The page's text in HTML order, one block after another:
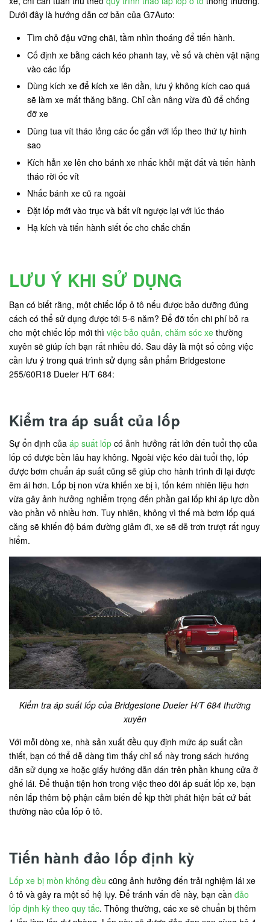
Dưới đây là hướng dẫn cơ bản của G7Auto:
Tìm chỗ đậu vững chãi, tầm nhìn thoáng để tiến hành.
Cố định xe bằng cách kéo phanh tay, về số và chèn vật nặng
vào các lốp
Dùng kích xe để kích xe lên dần, lưu ý không kích cao quá
sẽ làm xe mất thăng bằng. Chỉ cần nâng vừa đủ để chống
đỡ xe
Dùng tua vít tháo lỏng các ốc gắn với lốp theo thứ tự hình
sao
Kích hẳn xe lên cho bánh xe nhấc khỏi mặt đất và tiến hành
tháo rời ốc vít
Nhấc bánh xe cũ ra ngoài
Đặt lốp mới vào trục và bắt vít ngược lại với lúc tháo
Hạ kích và tiến hành siết ốc cho chắc chắn
LƯU Ý KHI SỬ DỤNG
Bạn có biết rằng, một chiếc lốp ô tô nếu được bảo dưỡng đúng
cách có thể sử dụng được tới 5-6 năm? Để đỡ tốn chi phí bỏ ra
cho một chiếc lốp mới thì việc bảo quản, chăm sóc xe thường
xuyên sẽ giúp ích bạn rất nhiều đó. Sau đây là một số công việc
cần lưu ý trong quá trình sử dụng sản phẩm Bridgestone
255/60R18 Dueler H/T 684:
Kiểm tra áp suất của lốp
Sự ổn định của áp suất lốp có ảnh hưởng rất lớn đến tuổi thọ của
lốp có được bền lâu hay không. Ngoài việc kéo dài tuổi thọ, lốp
được bơm chuẩn áp suất cũng sẽ giúp cho hành trình đi lại được
êm ái hơn. Lốp bị non vừa khiến xe bị ì, tốn kém nhiên liệu hơn
vừa gây ảnh hưởng nghiểm trọng đến phần gai lốp khi áp lực dồn
vào phần vỏ nhiều hơn. Tuy nhiên, không vì thế mà bơm lốp quá
căng sẽ khiến độ bám đường giảm đi, xe sẽ dễ trơn trượt rất nguy
hiểm.
Kiểm tra áp suất lốp của Bridgestone Dueler H/T 684 thường
xuyên
Với mỗi dòng xe, nhà sản xuất đều quy định mức áp suất cần
thiết, bạn có thể dễ dàng tìm thấy chỉ số này trong sách hướng
dẫn sử dụng xe hoặc giấy hướng dẫn dán trên phần khung cửa ở
ghế lái. Để thuận tiện hơn trong việc theo dõi áp suất lốp xe, bạn
nên lắp thêm bộ phận cảm biến để kịp thời phát hiện bất cứ bất
thường nào của lốp ô tô.
Tiến hành đảo lốp định kỳ
Lốp xe bị mòn không đều cũng ảnh hưởng đến trải nghiệm lái xe
ô tô và gây ra một số hệ lụy. Để tránh vấn đề này, bạn cần đảo
lốp định kỳ theo quy tắc. Thông thường, các xe sẽ chuẩn bị thêm